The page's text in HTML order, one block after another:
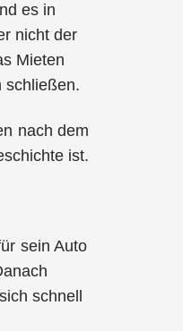
es in
nicht der
Mieten
schließen.
nach dem
ist.
sein Auto
schnell